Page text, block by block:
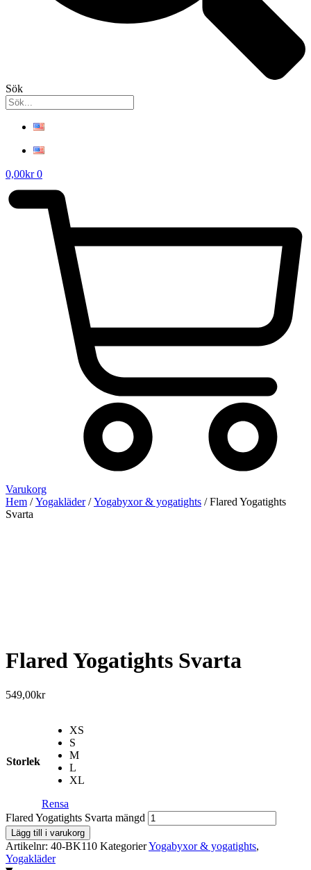
Sök
0,00kr 0
Varukorg
Hem /Yogakläder/Yogabyxor & yogatights / Flared Yogatights
Svarta
Flared Yogatights Svarta
549,00kr
Storlek
XS
S
M
L
XL
Rensa
Flared Yogatights Svarta mängd
Lägg till i varukorg
Artikelnr: 40-BK110 KategorierYogabyxor & yogatights,
Yogakläder